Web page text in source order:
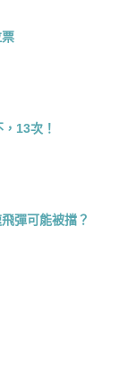
13次！
彈可能被擋？